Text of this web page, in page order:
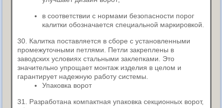
в соответствии с нормами безопасности порог
калитки обозначается специальной маркировкой.
30. Калитка поставляется в сборе с установленными
промежуточными петлями. Петли закреплены в
заводских условиях стальными заклепками. Это
значительно упрощает монтаж изделия в целом и
гарантирует надежную работу системы.
Упаковка ворот
31. Разработана компактная упаковка секционных ворот,